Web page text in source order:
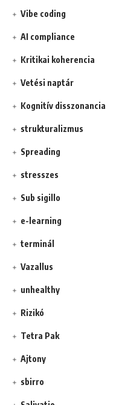
Vibe coding
AI compliance
Kritikai koherencia
Vetési naptár
Kognitív disszonancia
strukturalizmus
Spreading
stresszes
Sub sigillo
e-learning
terminál
Vazallus
unhealthy
Rizikó
Tetra Pak
Ajtony
sbirro